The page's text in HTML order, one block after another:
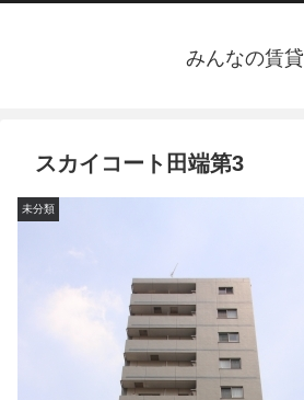
みんなの賃貸
スカイコート田端第3
未分類